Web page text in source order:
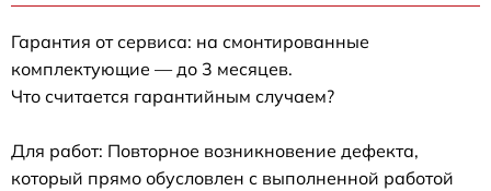
Гарантия от сервиса: на смонтированные
комплектующие — до 3 месяцев.
Что считается гарантийным случаем?
Для работ: Повторное возникновение дефекта,
который прямо обусловлен с выполненной работой